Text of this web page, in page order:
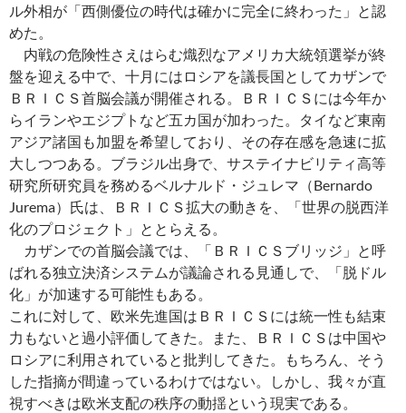
ル外相が「西側優位の時代は確かに完全に終わった」と認
めた。
内戦の危険性さえはらむ熾烈なアメリカ大統領選挙が終
盤を迎える中で、十月にはロシアを議長国としてカザンで
ＢＲＩＣＳ首脳会議が開催される。ＢＲＩＣＳには今年か
らイランやエジプトなど五カ国が加わった。タイなど東南
アジア諸国も加盟を希望しており、その存在感を急速に拡
大しつつある。ブラジル出身で、サステイナビリティ高等
研究所研究員を務めるベルナルド・ジュレマ（Bernardo
Jurema）氏は、ＢＲＩＣＳ拡大の動きを、「世界の脱西洋
化のプロジェクト」ととらえる。
カザンでの首脳会議では、「ＢＲＩＣＳブリッジ」と呼
ばれる独立決済システムが議論される見通しで、「脱ドル
化」が加速する可能性もある。
これに対して、欧米先進国はＢＲＩＣＳには統一性も結束
力もないと過小評価してきた。また、ＢＲＩＣＳは中国や
ロシアに利用されていると批判してきた。もちろん、そう
した指摘が間違っているわけではない。しかし、我々が直
視すべきは欧米支配の秩序の動揺という現実である。